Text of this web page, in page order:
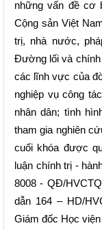
những vấn đề cơ
Cộng sản Việt
trị, nhà nước,
Đường lối và
các lĩnh vực của
nghiệp vụ công
nhân dân; tình
tham gia nghiên
cuối khóa được
luận chính trị -
8008 - QĐ/
dẫn 164 – HD/
Giám đốc Học